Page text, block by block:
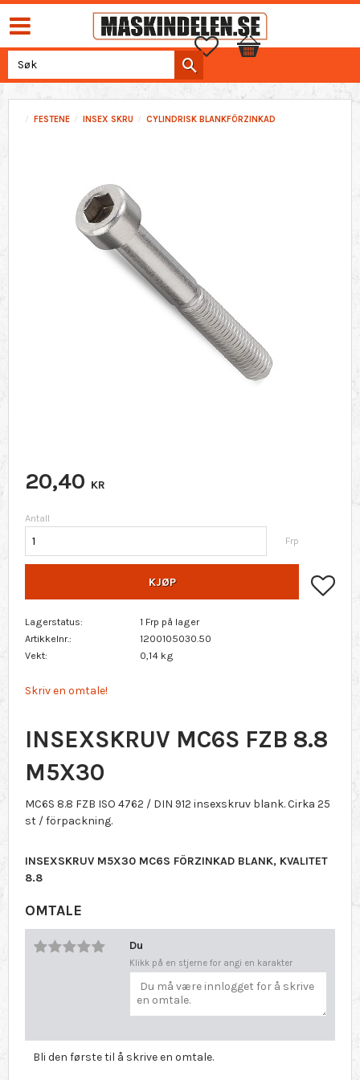
Favoritter
Handlekurv
FESTENE INSEX SKRU CYLINDRISK BLANKFÖRZINKAD
20,40 KR
Antall
Frp
KJØP
Lagerstatus
1 Frp på lager
Artikkelnr.
1200105030.50
Vekt
0,14 kg
Skriv en omtale!
INSEXSKRUV MC6S FZB 8.8
M5X30
MC6S 8.8 FZB ISO 4762 / DIN 912 insexskruv blank. Cirka 25
st / förpackning.
INSEXSKRUV M5X30 MC6S FÖRZINKAD BLANK, KVALITET
8.8
OMTALE
Du
Klikk på en stjerne for angi en karakter
Bli den første til å skrive en omtale.